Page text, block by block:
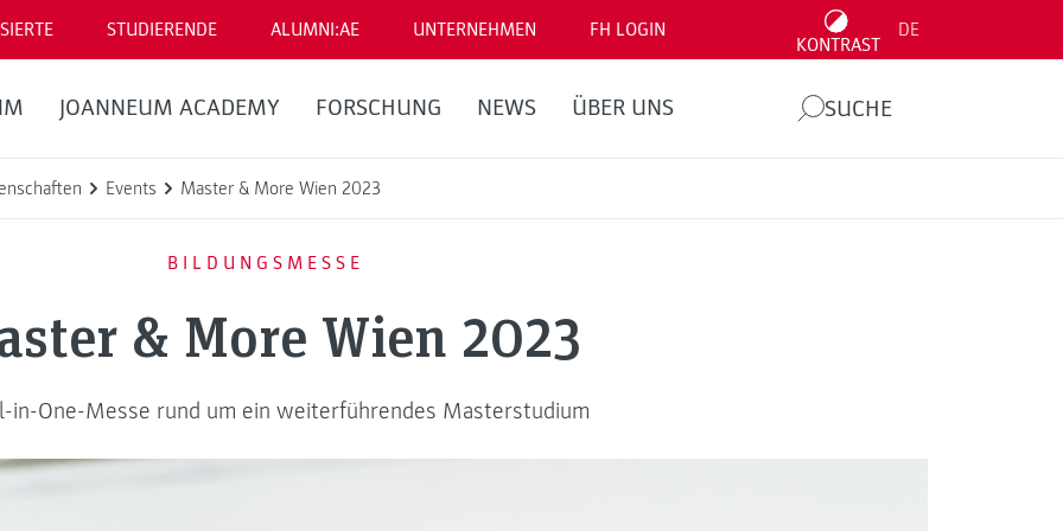
STUDIERENDE ALUMNI:AE UNTERNEHMEN FH LOGIN
KONTRAST
DE
JOANNEUM ACADEMY FORSCHUNG NEWS ÜBER UNS SUCHE
Events Master & More Wien 2023
BILDUNGSMESSE
& More Wien 2023
in-One-Messe rund um ein weiterführendes Masterstudium